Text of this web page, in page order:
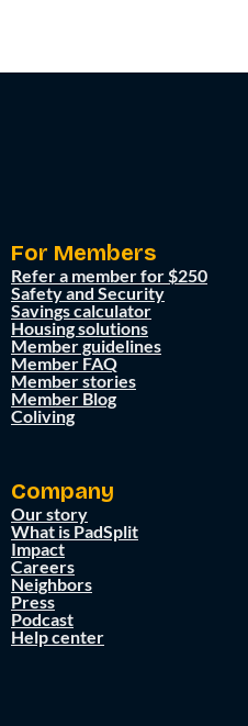
For Members
Refer a member for $250
Safety and Security
Savings calculator
Housing solutions
Member guidelines
Member FAQ
Member stories
Member Blog
Coliving
Company
Our story
What is PadSplit
Impact
Careers
Neighbors
Press
Podcast
Help center